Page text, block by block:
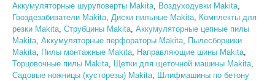
Аккумуляторные шуруповерты Makita, Воздуходувки Makita,
Гвоздезабиватели Makita, Диски пильные Makita, Комплекты для
резки Makita, Струбцины Makita, Аккумуляторные цепные пилы
Makita, Аккумуляторные перфораторы Makita, Пылесборники
Makita, Пилы монтажные Makita, Направляющие шины Makita,
Торцовочные пилы Makita, Щетки для щеточной машины Makita,
Садовые ножницы (кусторезы) Makita, Шлифмашины по бетону